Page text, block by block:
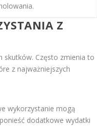
Z
skutków. Często zmienia to
z najważniejszych
wykorzystanie mogą
dodatkowe wydatki